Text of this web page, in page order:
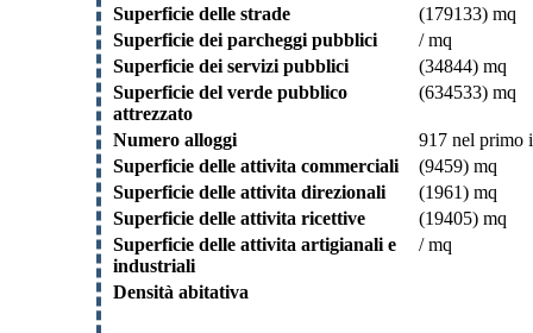
Superficie delle strade
(179133) mq
Superficie dei parcheggi pubblici
/ mq
Superficie dei servizi pubblici
(34844) mq
Superficie del verde pubblico
attrezzato
(634533) mq
Numero alloggi
917 nel primo
Superficie delle attivita commerciali
(9459) mq
Superficie delle attivita direzionali
(1961) mq
Superficie delle attivita ricettive
(19405) mq
Superficie delle attivita artigianali e
industriali
/ mq
Densità abitativa